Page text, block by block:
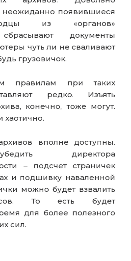
неожиданно появившиеся
из «органов»
документы
чуть ли не сваливают
грузовичок.
правилам при таких
редко. Изъять
конечно, тоже могут.
хаотично.
вполне доступны.
директора
– подсчет страничек
и подшивку наваленной
можно будет взвалить
То есть будет
для более полезного
сил.